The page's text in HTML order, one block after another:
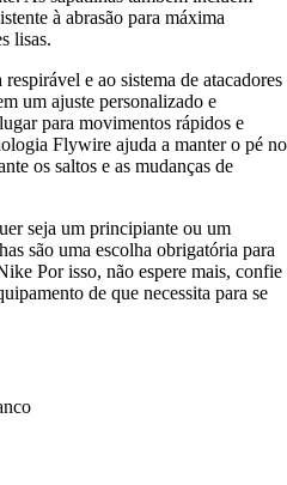
à abrasão para máxima
lisas.
e ao sistema de atacadores
um ajuste personalizado e
para movimentos rápidos e
Flywire ajuda a manter o pé no
os saltos e as mudanças de
seja um principiante ou um
são uma escolha obrigatória para
Por isso, não espere mais, confie
de que necessita para se